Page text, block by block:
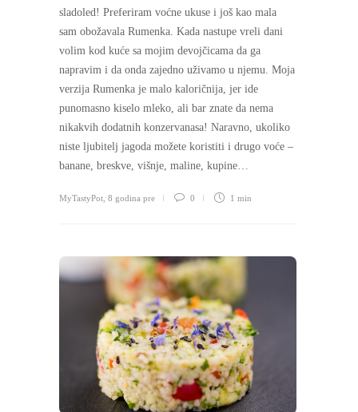
sladoled! Preferiram voćne ukuse i još kao mala
sam obožavala Rumenka. Kada nastupe vreli dani
volim kod kuće sa mojim devojčicama da ga
napravim i da onda zajedno uživamo u njemu. Moja
verzija Rumenka je malo kaloričnija, jer ide
punomasno kiselo mleko, ali bar znate da nema
nikakvih dodatnih konzervanasa! Naravno, ukoliko
niste ljubitelj jagoda možete koristiti i drugo voće –
banane, breskve, višnje, maline, kupine…
MyTastyPot 8 godina pre 0 1 min